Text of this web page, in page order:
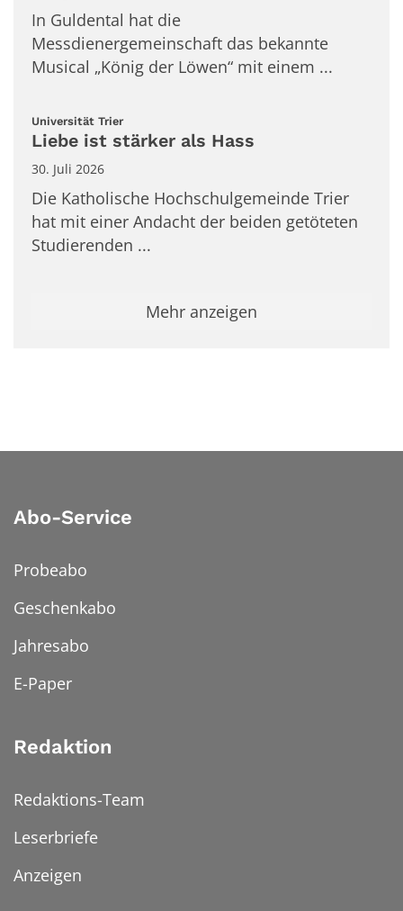
In Guldental hat die
Messdienergemeinschaft das bekannte
Musical „König der Löwen“ mit einem ...
Universität Trier:
Liebe ist stärker als Hass
30. Juli 2026
Die Katholische Hochschulgemeinde Trier
hat mit einer Andacht der beiden getöteten
Studierenden ...
Mehr anzeigen
Abo-Service
Probeabo
Geschenkabo
Jahresabo
E-Paper
Redaktion
Redaktions-Team
Leserbriefe
Anzeigen